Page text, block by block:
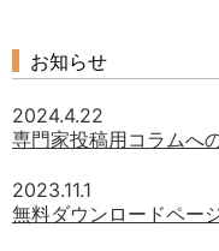
お知らせ
2024.4.22
専門家投稿用コラムへ
2023.11.1
無料ダウンロードペー